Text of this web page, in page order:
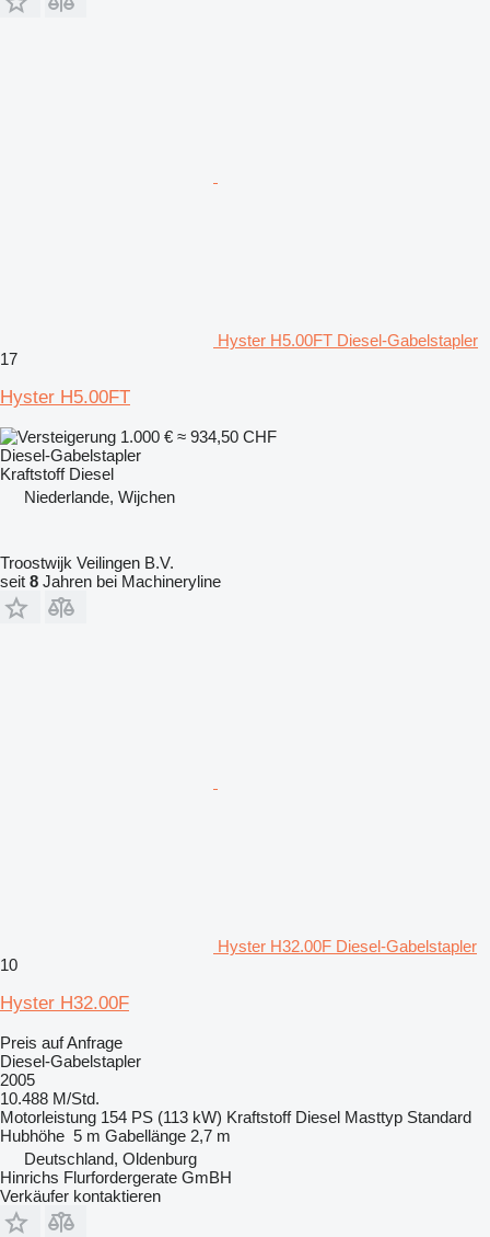
Hyster H5.00FT Diesel-Gabelstapler
17
Hyster H5.00FT
1.000 € ≈ 934,50 CHF
Diesel-Gabelstapler
Kraftstoff Diesel
Niederlande, Wijchen
Troostwijk Veilingen B.V.
seit 8 Jahren bei Machineryline
Hyster H32.00F Diesel-Gabelstapler
10
Hyster H32.00F
Preis auf Anfrage
Diesel-Gabelstapler
2005
10.488 M/Std.
Motorleistung 154 PS (113 kW) Kraftstoff Diesel Masttyp Standard
Hubhöhe 5 m Gabellänge 2,7 m
Deutschland, Oldenburg
Hinrichs Flurfordergerate GmBH
Verkäufer kontaktieren